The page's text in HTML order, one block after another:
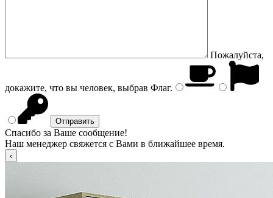
Пожалуйста,
докажите, что вы человек, выбрав Флаг.
Спасибо за Ваше сообщение!
Наш менеджер свяжется с Вами в ближайшее время.